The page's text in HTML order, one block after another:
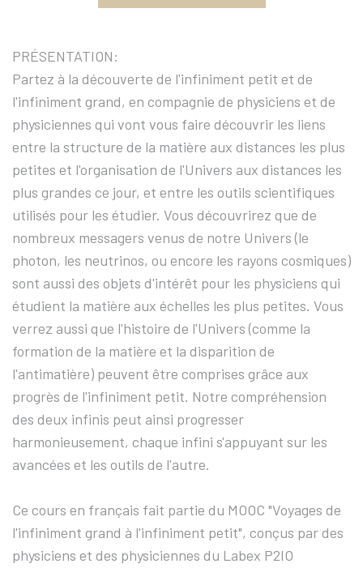
PRÉSENTATION:
Partez à la découverte de l'infiniment petit et de
l'infiniment grand, en compagnie de physiciens et de
physiciennes qui vont vous faire découvrir les liens
entre la structure de la matière aux distances les plus
petites et l'organisation de l'Univers aux distances les
plus grandes ce jour, et entre les outils scientifiques
utilisés pour les étudier. Vous découvrirez que de
nombreux messagers venus de notre Univers (le
photon, les neutrinos, ou encore les rayons cosmiques)
sont aussi des objets d'intérêt pour les physiciens qui
étudient la matière aux échelles les plus petites. Vous
verrez aussi que l'histoire de l'Univers (comme la
formation de la matière et la disparition de
l'antimatière) peuvent être comprises grâce aux
progrès de l'infiniment petit. Notre compréhension
des deux infinis peut ainsi progresser
harmonieusement, chaque infini s'appuyant sur les
avancées et les outils de l'autre.
Ce cours en français fait partie du MOOC "Voyages de
l'infiniment grand à l'infiniment petit", conçus par des
physiciens et des physiciennes du Labex P2IO